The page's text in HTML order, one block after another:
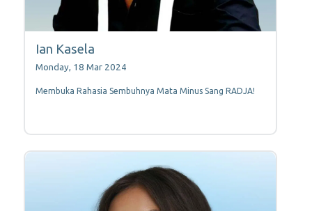
Ian Kasela
Monday, 18 Mar 2024
Membuka Rahasia Sembuhnya Mata Minus Sang RADJA!